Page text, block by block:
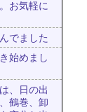
お気軽に
でました
始めまし
、日の出
鶴巻、卸